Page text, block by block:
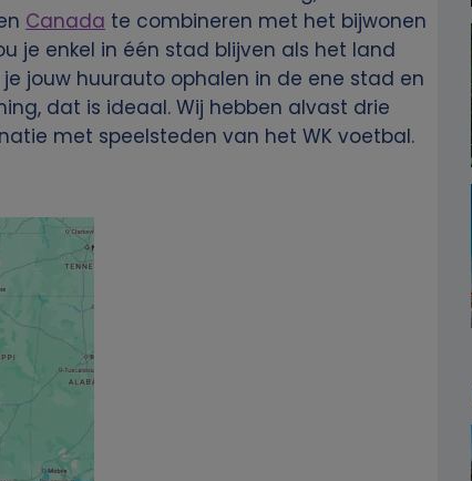
Canada te combineren met het bijwonen
je enkel in één stad blijven als het land
jouw huurauto ophalen in de ene stad en
dat is ideaal. Wij hebben alvast drie
met speelsteden van het WK voetbal.